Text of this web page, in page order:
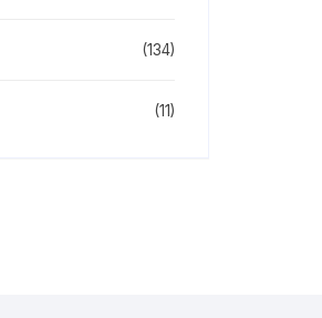
(134)
(11)